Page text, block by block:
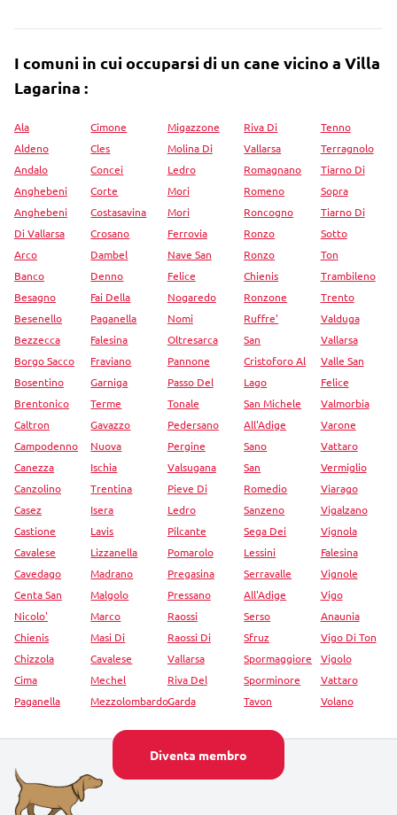
Diventa membro
I comuni in cui occuparsi di un cane vicino a Villa
Lagarina :
Ala
Aldeno
Andalo
Anghebeni
Anghebeni
Di Vallarsa
Arco
Banco
Besagno
Besenello
Bezzecca
Borgo Sacco
Bosentino
Brentonico
Caltron
Campodenno
Canezza
Canzolino
Casez
Castione
Cavalese
Cavedago
Centa San
Nicolo'
Chienis
Chizzola
Cima
Paganella
Cimone
Cles
Concei
Corte
Costasavina
Crosano
Dambel
Denno
Fai Della
Paganella
Falesina
Fraviano
Garniga
Terme
Gavazzo
Nuova
Ischia
Trentina
Isera
Lavis
Lizzanella
Madrano
Malgolo
Marco
Masi Di
Cavalese
Mechel
Mezzolombardo
Migazzone
Molina Di
Ledro
Mori
Mori
Ferrovia
Nave San
Felice
Nogaredo
Nomi
Oltresarca
Pannone
Passo Del
Tonale
Pedersano
Pergine
Valsugana
Pieve Di
Ledro
Pilcante
Pomarolo
Pregasina
Pressano
Raossi
Raossi Di
Vallarsa
Riva Del
Garda
Riva Di
Vallarsa
Romagnano
Romeno
Roncogno
Ronzo
Ronzo
Chienis
Ronzone
Ruffre'
San
Cristoforo Al
Lago
San Michele
All'Adige
Sano
San
Romedio
Sanzeno
Sega Dei
Lessini
Serravalle
All'Adige
Serso
Sfruz
Spormaggiore
Sporminore
Tavon
Tenno
Terragnolo
Tiarno Di
Sopra
Tiarno Di
Sotto
Ton
Trambileno
Trento
Valduga
Vallarsa
Valle San
Felice
Valmorbia
Varone
Vattaro
Vermiglio
Viarago
Vigalzano
Vignola
Falesina
Vignole
Vigo
Anaunia
Vigo Di Ton
Vigolo
Vattaro
Volano